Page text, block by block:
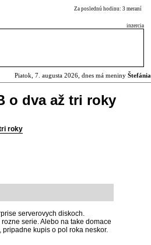
Za poslednú hodinu: 3 meraní
inzercia
Piatok, 7. augusta 2026, dnes má meniny Štefánia
o dva až tri roky
roky
serverovych diskoch.
serie. Alebo na take domace
kupis o pol roka neskor.